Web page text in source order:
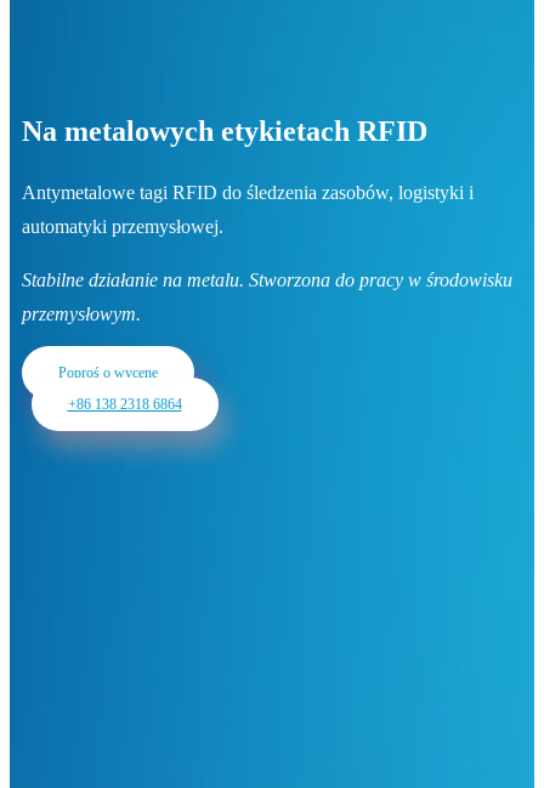
Na metalowych etykietach RFID
Antymetalowe tagi RFID do śledzenia zasobów, logistyki i
automatyki przemysłowej.
Stabilne działanie na metalu. Stworzona do pracy w środowisku
przemysłowym.
Poproś o wycenę
+86 138 2318 6864